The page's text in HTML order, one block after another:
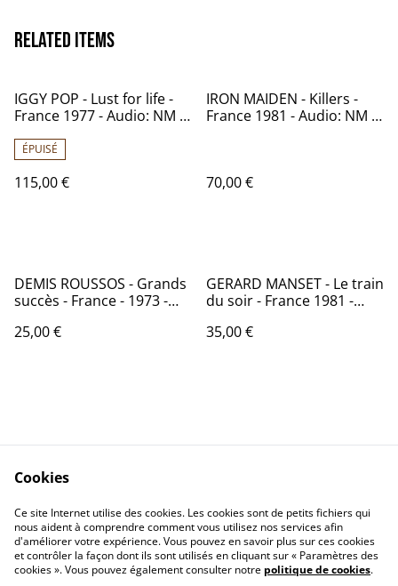
Related items
IGGY POP - Lust for life -
France 1977 - Audio: NM -
ÉPUISÉ
115,00 €
IRON MAIDEN - Killers -
France 1981 - Audio: NM -
70,00 €
DEMIS ROUSSOS - Grands
succès - France - 1973 -
009
25,00 €
GERARD MANSET - Le train
du soir - France 1981 -
72443
35,00 €
Politique de
confidentialité
Politique de cookies
Calendrier:
Brocantes,Bourse...
Cookies
Ce site Internet utilise des cookies. Les cookies sont de petits fichiers qui
nous aident à comprendre comment vous utilisez nos services afin
d'améliorer votre expérience. Vous pouvez en savoir plus sur ces cookies
et contrôler la façon dont ils sont utilisés en cliquant sur « Paramètres des
cookies ». Vous pouvez également consulter notre politique de cookies.